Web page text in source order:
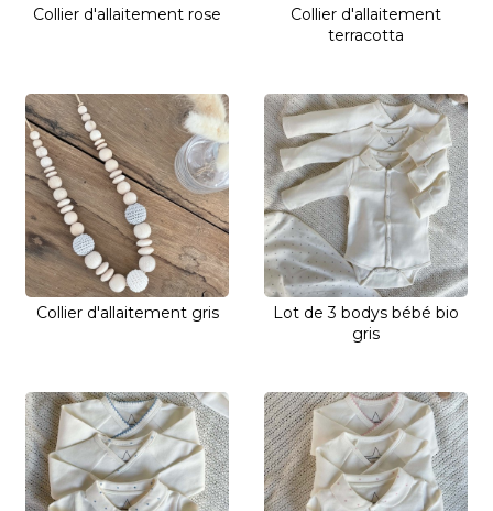
Collier d'allaitement rose
Collier d'allaitement
terracotta
Collier d'allaitement gris
Lot de 3 bodys bébé bio
gris